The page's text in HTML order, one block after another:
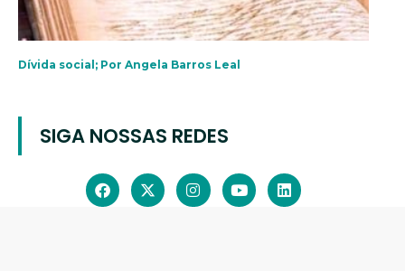
Dívida social; Por Angela Barros Leal
SIGA NOSSAS REDES